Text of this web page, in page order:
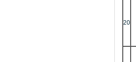
20